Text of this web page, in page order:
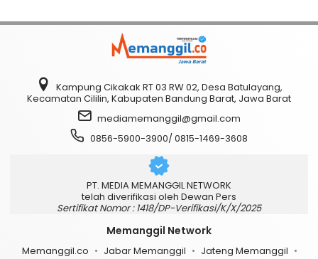
Kampung Cikakak RT 03 RW 02, Desa Batulayang,
Kecamatan Cililin, Kabupaten Bandung Barat, Jawa Barat
mediamemanggil@gmail.com
0856-5900-3900/ 0815-1469-3608
PT. MEDIA MEMANGGIL NETWORK
telah diverifikasi oleh Dewan Pers
Sertifikat Nomor : 1418/DP-Verifikasi/K/X/2025
Memanggil Network
Memanggil.co Jabar Memanggil
Jateng Memanggil